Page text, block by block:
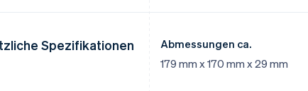
Spezifikationen
Abmessungen ca.
179 mm x 170 mm x 29 mm